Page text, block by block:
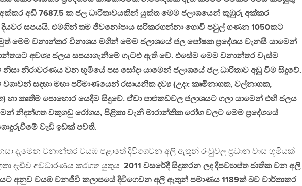
අඩි 7687.5 ක ජල ධාරිතාවයකින් යුක්ත මෙම ජලාශයෙන් කුඹුරු අක්කර
දියවර සපයයි. එමගින් තම ජීවනෝපාය සරිකරගන්නා ගොවි පවුල් ගණන 1050කට
මෙම වනාන්තර විනාශය මගින් මෙම ජලාශයේ ජල පෝෂක ප්‍රදේශය වැනසී යාමෙන්
අවශ්‍ය ජලය සපයාගැනීමේ ගැටළු ඇති වේ. එසේම මෙම වනාන්තර වැස්ම
නිරාවරණය වන භූමියේ පස සෝදා යාමෙන් ජලාශයේ ජල ධාරිතාව අඩු වීම සිදුවේ.
වගාවන් සඳහා මහා පරිමාණයෙන් රසායනික දව්‍ය (උදා: කෘමිනාශක, වල්නාශක,
හා කෘතීම පොහොර යෙදීම සිදුවේ. ඒවා පාළුකඩවල ජලාශයට ගලා යාමෙන් එහි ජලය
නිදන්ගත වකුගඩු රෝගය, පිළිකා වැනි මාරාන්තික රෝග වලට මෙම ප්‍රදේශයේ
වැඩි ඉඩක් පවතී.
දැමෙන වනාන්තර වයඹ පළාතේ දිවිගෙවන අලි ඇතුන් රංචුවල ප්‍රධාන වාස භූමියක්
දැඩිව අවධාරණය කරගත යුතුය. 2011 වසරේදී සිදුකරන ලද දීපව්‍යාප්ත ජාතික වන අලි
අනුව වයඹ වනජීවී කලාපයේ දිවිගෙවන අලි ඇතුන් පමාණය 1189ක් බව වාර්තාකර